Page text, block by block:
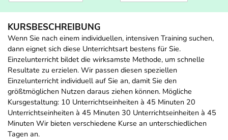
KURSBESCHREIBUNG
Wenn Sie nach einem individuellen, intensiven Training suchen,
dann eignet sich diese Unterrichtsart bestens für Sie.
Einzelunterricht bildet die wirksamste Methode, um schnelle
Resultate zu erzielen. Wir passen diesen speziellen
Einzelunterricht individuell auf Sie an, damit Sie den
größtmöglichen Nutzen daraus ziehen können. Mögliche
Kursgestaltung: 10 Unterrichtseinheiten à 45 Minuten 20
Unterrichtseinheiten à 45 Minuten 30 Unterrichtseinheiten à 45
Minuten Wir bieten verschiedene Kurse an unterschiedlichen
Tagen an.